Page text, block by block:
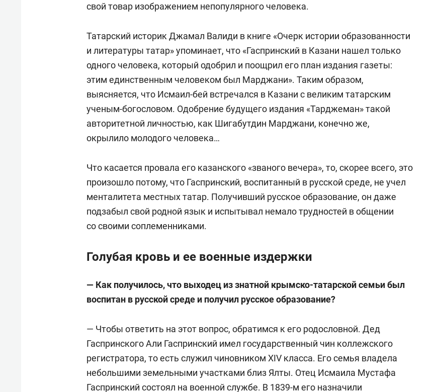
свой товар изображением непопулярного человека.
Татарский историк Джамал Валиди в книге «Очерк истории образованности
и литературы татар» упоминает, что «Гаспринский в Казани нашел только
одного человека, который одобрил и поощрил его план издания газеты:
этим единственным человеком был Марджани». Таким образом,
выясняется, что Исмаил-бей встречался в Казани с великим татарским
ученым-богословом. Одобрение будущего издания «Тарджеман» такой
авторитетной личностью, как Шигабутдин Марджани, конечно же,
окрылило молодого человека…
Что касается провала его казанского «званого вечера», то, скорее всего, это
произошло потому, что Гаспринский, воспитанный в русской среде, не учел
менталитета местных татар. Получивший русское образование, он даже
подзабыл свой родной язык и испытывал немало трудностей в общении
со своими соплеменниками.
Голубая кровь и ее военные издержки
— Как получилось, что выходец из знатной крымско-татарской семьи был
воспитан в русской среде и получил русское образование?
— Чтобы ответить на этот вопрос, обратимся к его родословной. Дед
Гаспринского Али Гаспринский имел государственный чин коллежского
регистратора, то есть служил чиновником XIV класса. Его семья владела
небольшими земельными участками близ Ялты. Отец Исмаила Мустафа
Гаспринский состоял на военной службе. В 1839-м его назначили